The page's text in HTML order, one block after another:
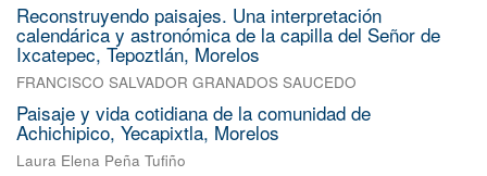
Reconstruyendo paisajes. Una interpretación
calendárica y astronómica de la capilla del Señor de
Ixcatepec, Tepoztlán, Morelos
FRANCISCO SALVADOR GRANADOS SAUCEDO
Paisaje y vida cotidiana de la comunidad de
Achichipico, Yecapixtla, Morelos
Laura Elena Peña Tufiño